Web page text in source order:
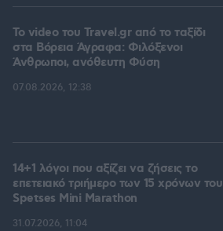
To video του Travel.gr από το ταξίδι
στα Βόρεια Άγραφα: Φιλόξενοι
Άνθρωποι, ανόθευτη Φύση
07.08.2026, 12:38
14+1 λόγοι που αξίζει να ζήσεις το
επετειακό τριήμερο των 15 χρόνων του
Spetses Mini Marathon
31.07.2026, 11:04